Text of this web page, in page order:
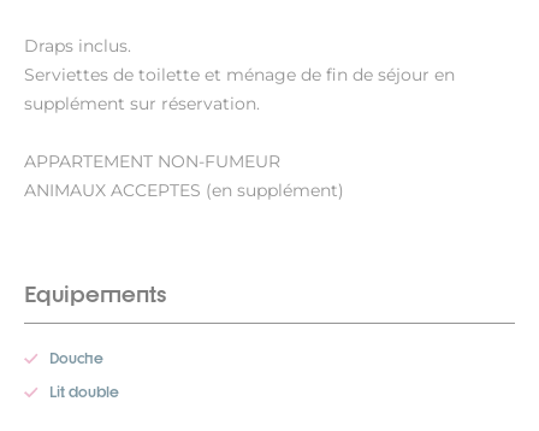
Draps inclus.
Serviettes de toilette et ménage de fin de séjour en
supplément sur réservation.
APPARTEMENT NON-FUMEUR
ANIMAUX ACCEPTES (en supplément)
Equipements
Douche
Lit double